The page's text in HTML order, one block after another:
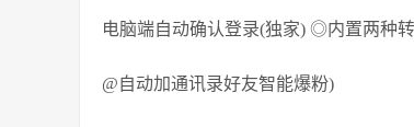
电脑端自动确认登录(独家) ◎内置两种
@自动加通讯录好友智能爆粉)